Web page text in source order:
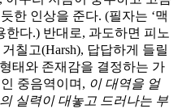
한 인상을 준다. (필자는 ‘맥
한다.) 반대로, 과도하면 피노
칠고(Harsh), 답답하게 들릴
태와 존재감을 결정하는 가
중음역이며, 이 대역을 얼
실력이 대놓고 드러나는 부